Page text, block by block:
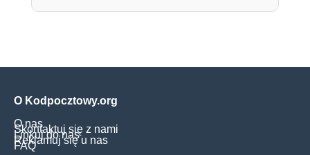
O Kodpocztowy.org
O nas
Skontaktuj się z nami
Linkuj do nas
Reklamuj się u nas
FAQ